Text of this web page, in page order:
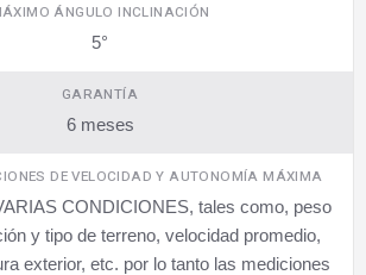
ÁNGULO INCLINACIÓN
5°
GARANTÍA
6 meses
DE VELOCIDAD Y AUTONOMÍA MÁXIMA
CONDICIONES, tales como, peso
y tipo de terreno, velocidad promedio,
exterior, etc. por lo tanto las mediciones